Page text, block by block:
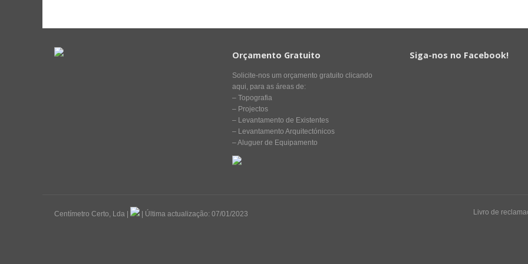
Orçamento Gratuito
Solicite-nos um orçamento gratuito clicando
aqui, para as áreas de:
– Topografia
– Projectos
– Levantamento de Existentes
– Levantamento Arquitectónicos
– Aluguer de Equipamento
Siga-nos no Facebook!
Livro de
Centímetro Certo, Lda | | Última actualização: 07/01/2023